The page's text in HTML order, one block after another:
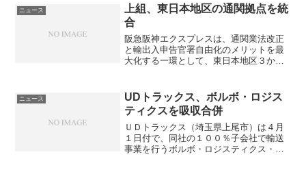
る業務提携を開始。...
ニュース
上組、東日本地区の通関拠点を統
合
阪急阪神エクスプレスは、通関業法改正
と輸出入申告官署自由化のメリットを最
大化する一環として、東日本地区３か所
統合するのは、千葉県山武郡芝山町の成
田第二通関センター（芝...
ニュース
UDトラックス、ボルボ・ロジス
ティクスを吸収合併
ＵＤトラックス（埼玉県上尾市）は４月
１日付で、同社の１００％子会社で輸送
事業を行うボルボ・ロジスティクス・コ